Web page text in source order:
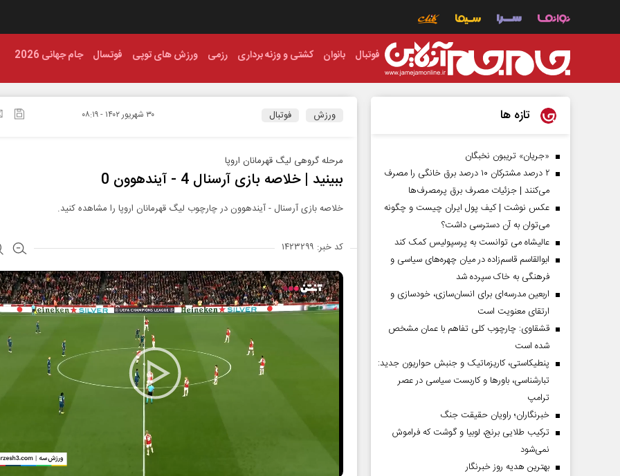
فوتبال بانوان کشتی و وزنه برداری رزمی ورزش های توپی فوتسال جام جهانی 2026
ورزش فوتبال ۳۰ شهريور ۱۴۰۲ - ۰۸:۱۹
مرحله گروهی لیگ قهرمانان اروپا
ببینید | خلاصه بازی آرسنال 4 - آیندهوون 0
خلاصه بازی آرسنال - آیندهوون در چارچوب لیگ قهرمانان اروپا را مشاهده کنید.
کد خبر: ۱۴۲۳۲۹۹
تازه ها
«جریان» تریبون نخبگان
۲ درصد مشترکان ۱۰ درصد برق خانگی را مصرف
می‌کنند | جزئیات مصرف برق پرمصرف‌ها
عکس نوشت | کیف پول ایران چیست و چگونه
می‌توان به آن دسترسی داشت؟
عالیشاه می توانست به پرسپولیس کمک کند
ابوالقاسم قاسم‌زاده در میان چهره‌های سیاسی و
فرهنگی به خاک سپرده شد
اربعین مدرسه‌ای برای انسان‌سازی، خودسازی و
ارتقای معنویت است
قشقاوی: چارچوب کلی تفاهم با عمان مشخص
شده است
پنطیکاستی، کاریزماتیک و جنبش حواریون جدید:
تبارشناسی، باور‌ها و کاربست سیاسی در عصر
ترامپ
خبرنگاران؛ راویان حقیقت جنگ
ترکیب طلایی برنج، لوبیا و گوشت که فراموش
نمی‌شود
بهترین هدیه روز خبرنگار